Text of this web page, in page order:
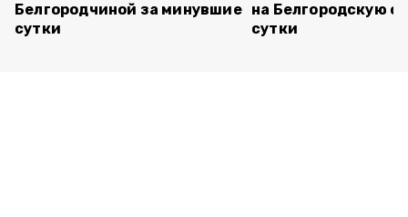
Белгородчиной за минувшие
сутки
на Белгородскую
сутки